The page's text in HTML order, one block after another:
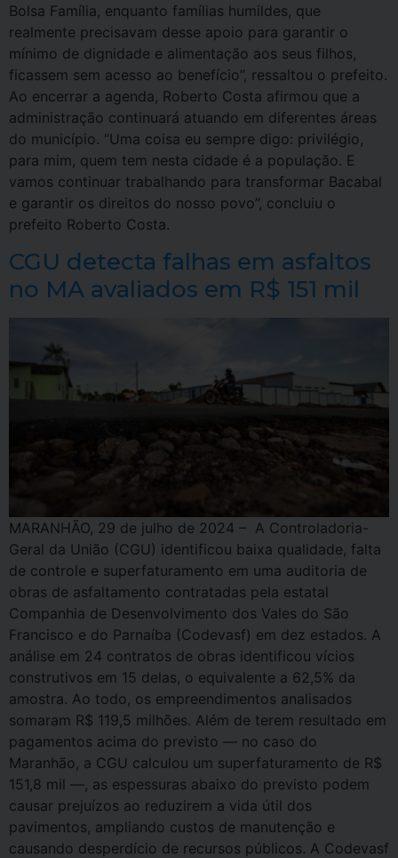
Bolsa Família, enquanto famílias humildes, que
realmente precisavam desse apoio para garantir o
mínimo de dignidade e alimentação aos seus filhos,
ficassem sem acesso ao benefício”, ressaltou o prefeito.
Ao encerrar a agenda, Roberto Costa afirmou que a
administração continuará atuando em diferentes áreas
do município. “Uma coisa eu sempre digo: privilégio,
para mim, quem tem nesta cidade é a população. E
vamos continuar trabalhando para transformar Bacabal
e garantir os direitos do nosso povo”, concluiu o
prefeito Roberto Costa.
CGU detecta falhas em asfaltos
no MA avaliados em R$ 151 mil
MARANHÃO, 29 de julho de 2024 – A Controladoria-
Geral da União (CGU) identificou baixa qualidade, falta
de controle e superfaturamento em uma auditoria de
obras de asfaltamento contratadas pela estatal
Companhia de Desenvolvimento dos Vales do São
Francisco e do Parnaíba (Codevasf) em dez estados. A
análise em 24 contratos de obras identificou vícios
construtivos em 15 delas, o equivalente a 62,5% da
amostra. Ao todo, os empreendimentos analisados
somaram R$ 119,5 milhões. Além de terem resultado em
pagamentos acima do previsto — no caso do
Maranhão, a CGU calculou um superfaturamento de R$
151,8 mil —, as espessuras abaixo do previsto podem
causar prejuízos ao reduzirem a vida útil dos
pavimentos, ampliando custos de manutenção e
causando desperdício de recursos públicos. A Codevasf